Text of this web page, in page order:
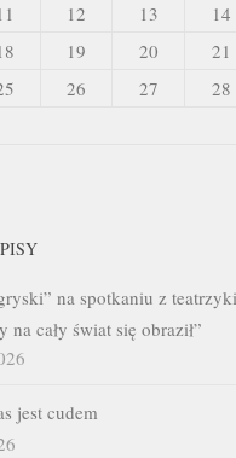
12 13 14
19 20 21
26 27 28
na spotkaniu z
cały świat się obraził”
jest cudem